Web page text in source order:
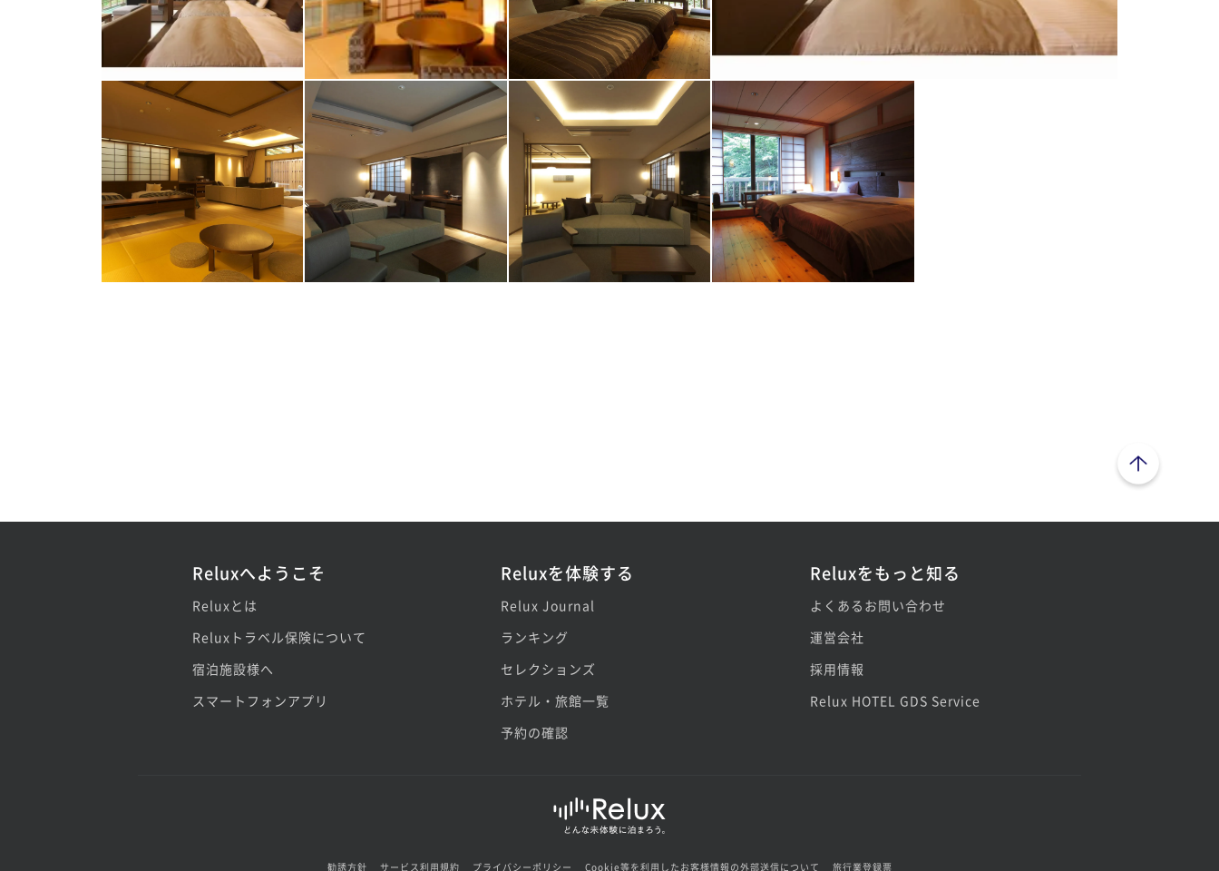
Reluxへようこそ
Reluxとは
Reluxトラベル保険について
宿泊施設様へ
スマートフォンアプリ
Reluxを体験する
Relux Journal
ランキング
セレクションズ
ホテル・旅館一覧
予約の確認
Reluxをもっと知る
よくあるお問い合わせ
運営会社
採用情報
Relux HOTEL GDS Service
勧誘方針 サービス利用規約 プライバシーポリシー Cookie等を利用したお客様情報の外部送信について 旅行業登録票